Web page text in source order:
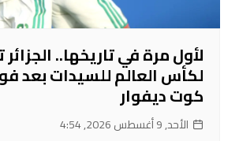
لأول مرة في تاريخها..
لكأس العالم للسيدات بعد
كوت ديفوار
الأحد, 9 أغسطس 2026, 4:54